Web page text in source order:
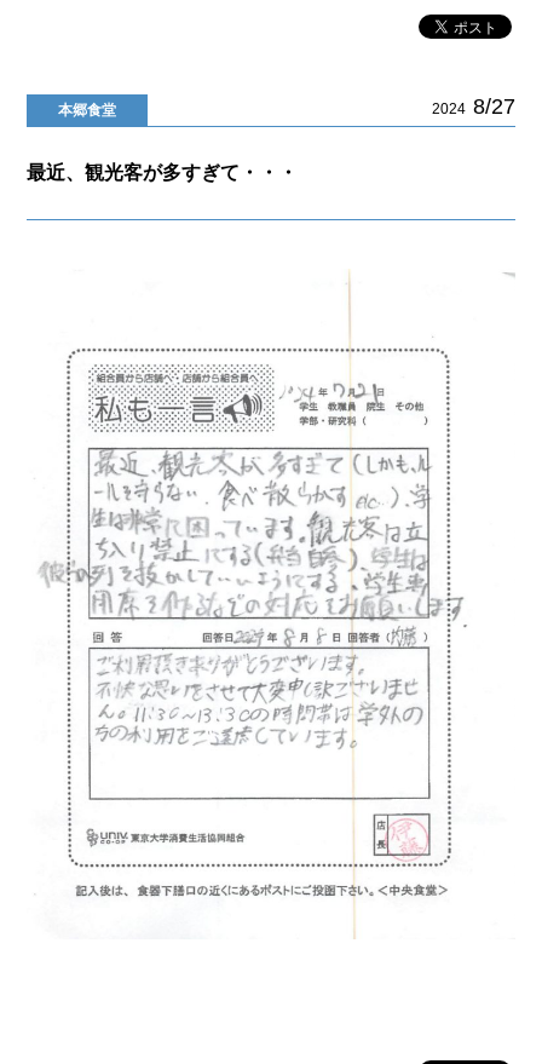
本郷食堂 2024 8/27
最近、観光客が多すぎて・・・